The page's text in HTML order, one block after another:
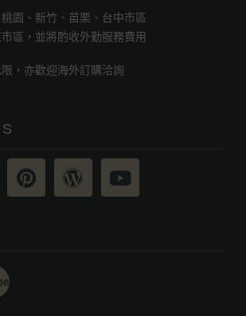
園、新竹、苗栗、台中市區
區，並將酌收外勤服務費用
，亦歡迎海外訂購洽詢